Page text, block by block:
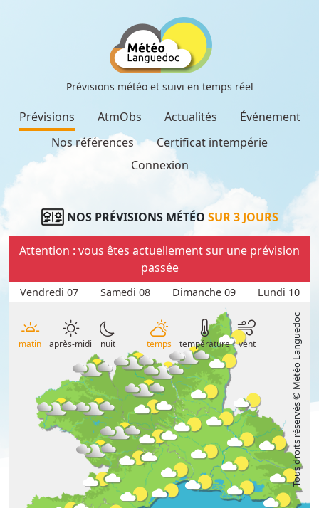
Prévisions météo et suivi en temps réel
Prévisions AtmObs Actualités
Événement
Nos références
Certificat intempérie
Connexion
NOS PRÉVISIONS MÉTÉO SUR 3 JOURS
Attention : vous êtes actuellement sur une prévision
passée
Vendredi 07 Samedi 08 Dimanche 09 Lundi 10
matin après-midi nuit temps température vent Tous droits réservés © Météo Languedoc